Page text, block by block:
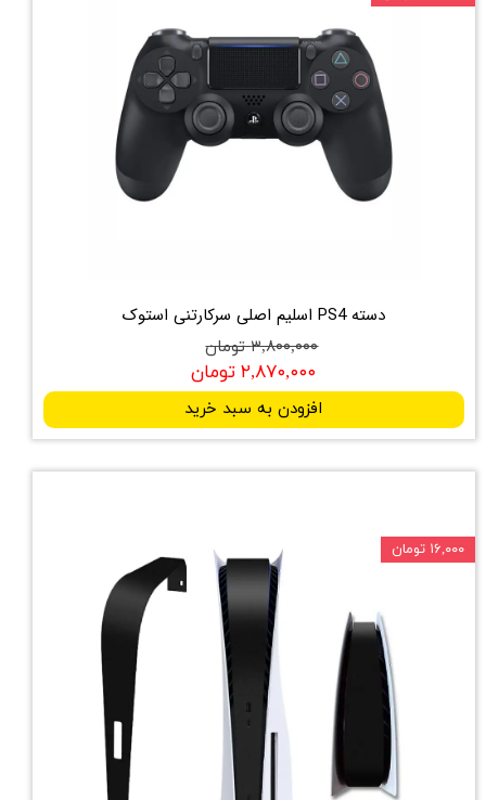
دسته PS4 اسلیم اصلی سرکارتنی استوک
۳,۸۰۰,۰۰۰ تومان
۲,۸۷۰,۰۰۰ تومان
افزودن به سبد خرید
۱۶,۰۰۰ تومان